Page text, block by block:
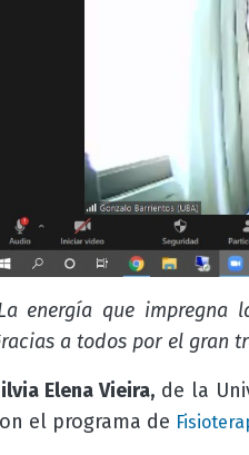
energía que impregna
a todos por el gran
Elena Vieira,de la
el programa de